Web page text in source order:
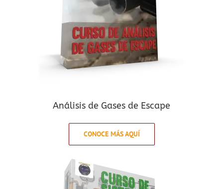
Análisis de Gases de Escape
CONOCE MÁS AQUÍ